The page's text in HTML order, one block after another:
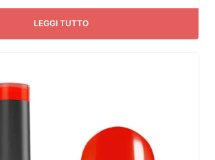
LEGGI TUTTO